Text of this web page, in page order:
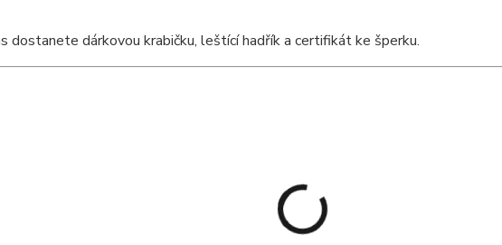
dostanete dárkovou krabičku, leštící hadřík a certifikát ke šperku.